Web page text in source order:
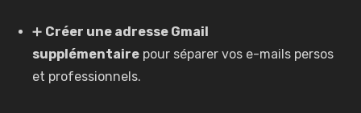
➕ Créer une adresse Gmail
supplémentaire pour séparer vos e-mails persos
et professionnels.